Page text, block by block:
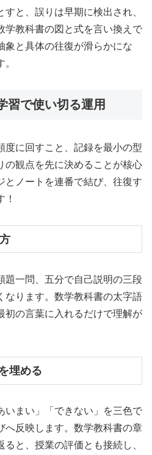
と、誤りは早期に検出され、
学教科書の図と式を言い換えで
象と具体の往復が滑らかにな
習で使い切る運用
度に回すこと、記録を最小の型
の観点を先に決めることが核心
とノートを連番で結び、往復す
題一問、五分で自己説明の三段
なります。数学教科書の太字語
初の言葉に入れるだけで理解が
埋める
いまい」「できない」を三色で
へ反映します。数学教科書の章
と、授業の評価とも接続し、